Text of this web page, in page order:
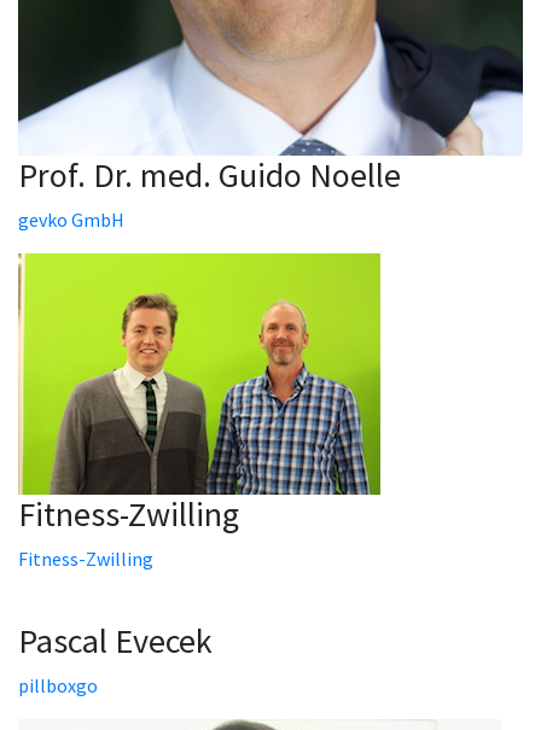
Prof. Dr. med. Guido Noelle
gevko GmbH
Fitness-Zwilling
Fitness-Zwilling
Pascal Evecek
pillboxgo